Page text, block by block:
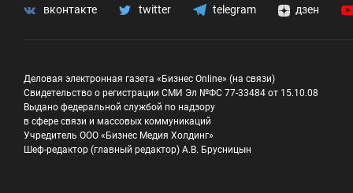
вконтакте twitter telegram дзен
Деловая электронная газета «Бизнес Online» (на связи)
Свидетельство о регистрации СМИ Эл №ФС 77-33484 от 15.10.08
Выдано федеральной службой по надзору
в сфере связи и массовых коммуникаций
Учредитель ООО «Бизнес Медия Холдинг»
Шеф-редактор (главный редактор) А.В. Брусницын